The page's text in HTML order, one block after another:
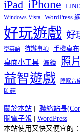
iPad iPhone LINE
Windows Vista WordPress
好玩遊戲 好
學英語 待辦事項 手機桌布
桌面小工具 濾鏡 照
益智遊戲 睡眠音
鬧鐘
關於本站 聯絡站長
閱電子報
WordPress
本站使用又快又便宜的：